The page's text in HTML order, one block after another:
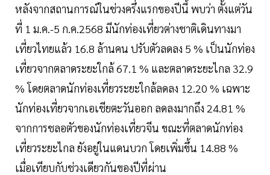
หลังจากสถานการณ์ในช่วงครึ่งแรกของปีนี้ พบว่า ตั้งแต่วัน
ที่ 1 ม.ค.-5 ก.ค.2568 มีนักท่องเที่ยวต่างชาติเดินทางมา
เที่ยวไทยแล้ว 16.8 ล้านคน ปรับตัวลดลง 5 % เป็นนักท่อง
เที่ยวจากตลาดระยะใกล้ 67.1 % และตลาดระยะไกล 32.9
% โดยตลาดนักท่องเที่ยวระยะใกล้ลดลง 12.20 % เฉพาะ
นักท่องเที่ยวจากเอเชียตะวันออก ลดลงมากถึง 24.81 %
จากการชลอตัวของนักท่องเที่ยวจีน ขณะที่ตลาดนักท่อง
เที่ยวระยะไกล ยังอยู่ในแดนบวก โดยเพิ่มขึ้น 14.88 %
เมื่อเทียบกับช่วงเดียวกันของปีที่ผ่าน